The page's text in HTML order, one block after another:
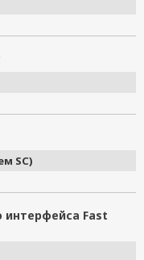
SC)
интерфейса Fast